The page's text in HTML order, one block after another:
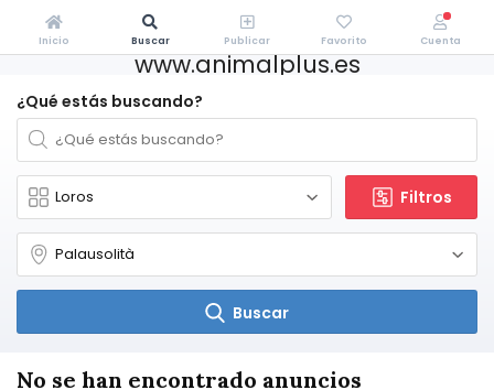
www.animalplus.es
¿Qué estás buscando?
Filtros
Buscar
No se han encontrado anuncios
Inicio Buscar Publicar Favorito Cuenta